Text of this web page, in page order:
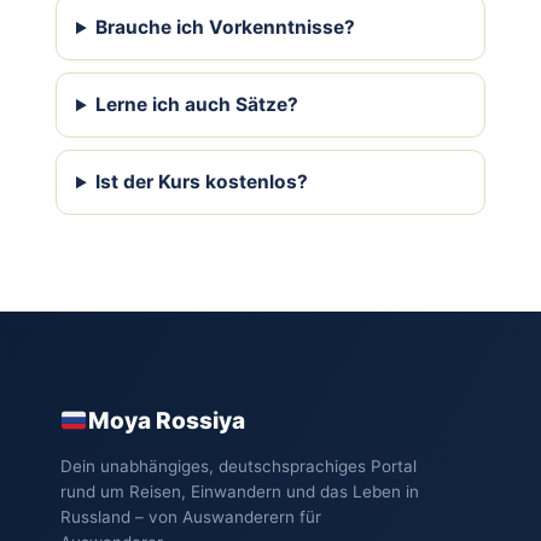
Brauche ich Vorkenntnisse?
Lerne ich auch Sätze?
Ist der Kurs kostenlos?
Moya Rossiya
Dein unabhängiges, deutschsprachiges Portal
rund um Reisen, Einwandern und das Leben in
Russland – von Auswanderern für